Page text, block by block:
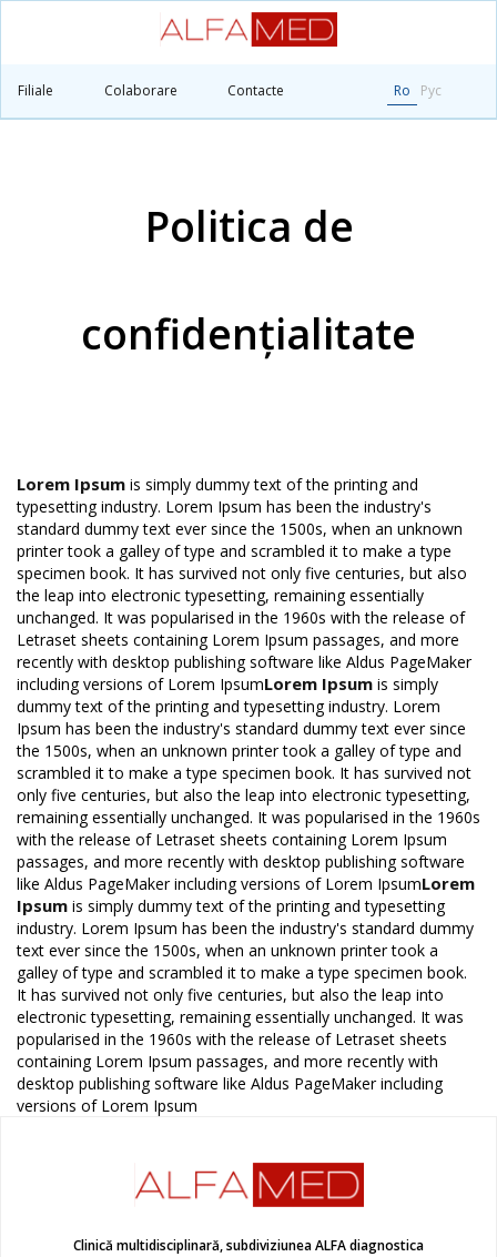
Filiale Colaborare Contacte Ro Рус
Principală Politica de confidențialitate
Politica de
confidențialitate
Lorem Ipsum is simply dummy text of the printing and
typesetting industry. Lorem Ipsum has been the industry's
standard dummy text ever since the 1500s, when an unknown
printer took a galley of type and scrambled it to make a type
specimen book. It has survived not only five centuries, but also
the leap into electronic typesetting, remaining essentially
unchanged. It was popularised in the 1960s with the release of
Letraset sheets containing Lorem Ipsum passages, and more
recently with desktop publishing software like Aldus PageMaker
including versions of Lorem IpsumLorem Ipsum is simply
dummy text of the printing and typesetting industry. Lorem
Ipsum has been the industry's standard dummy text ever since
the 1500s, when an unknown printer took a galley of type and
scrambled it to make a type specimen book. It has survived not
only five centuries, but also the leap into electronic typesetting,
remaining essentially unchanged. It was popularised in the 1960s
with the release of Letraset sheets containing Lorem Ipsum
passages, and more recently with desktop publishing software
like Aldus PageMaker including versions of Lorem IpsumLorem
Ipsum is simply dummy text of the printing and typesetting
industry. Lorem Ipsum has been the industry's standard dummy
text ever since the 1500s, when an unknown printer took a
galley of type and scrambled it to make a type specimen book.
It has survived not only five centuries, but also the leap into
electronic typesetting, remaining essentially unchanged. It was
popularised in the 1960s with the release of Letraset sheets
containing Lorem Ipsum passages, and more recently with
desktop publishing software like Aldus PageMaker including
versions of Lorem Ipsum
Clinică multidisciplinară, subdiviziunea ALFA diagnostica